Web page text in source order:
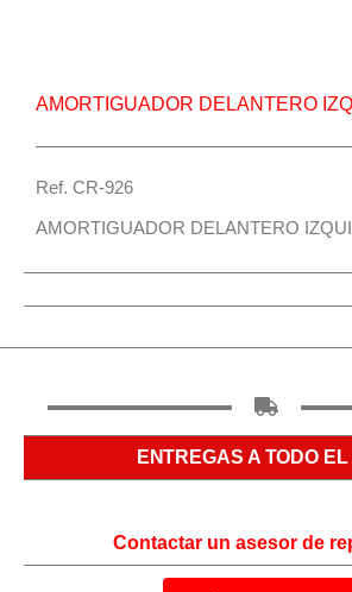
AMORTIGUADOR DELANTERO
Ref. CR-926
AMORTIGUADOR DELANTERO
ENTREGAS A TODO EL
Contactar un asesor de